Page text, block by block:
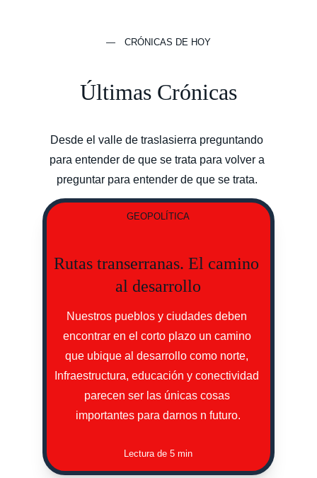
— CRÓNICAS DE HOY
Últimas Crónicas
Desde el valle de traslasierra preguntando
para entender de que se trata para volver a
preguntar para entender de que se trata.
GEOPOLÍTICA
Rutas transerranas. El camino
al desarrollo
Nuestros pueblos y ciudades deben
encontrar en el corto plazo un camino
que ubique al desarrollo como norte,
Infraestructura, educación y conectividad
parecen ser las únicas cosas
importantes para darnos n futuro.
Lectura de 5 min